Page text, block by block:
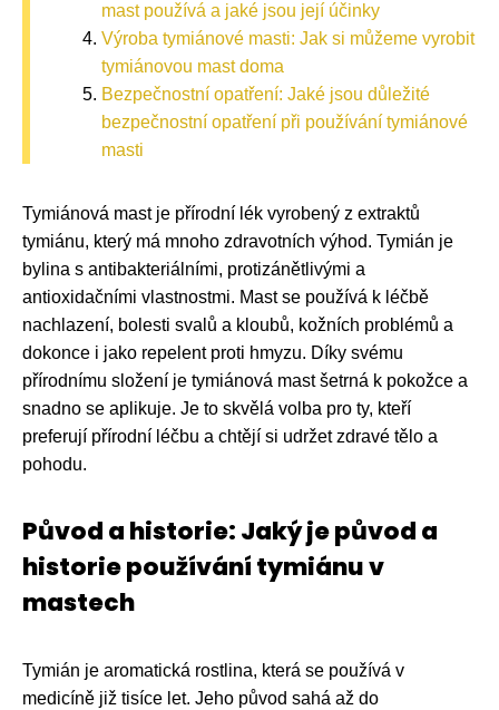
mast používá a jaké jsou její účinky
Výroba tymiánové masti: Jak si můžeme vyrobit
tymiánovou mast doma
Bezpečnostní opatření: Jaké jsou důležité
bezpečnostní opatření při používání tymiánové
masti
Tymiánová mast je přírodní lék vyrobený z extraktů
tymiánu, který má mnoho zdravotních výhod. Tymián je
bylina s antibakteriálními, protizánětlivými a
antioxidačními vlastnostmi. Mast se používá k léčbě
nachlazení, bolesti svalů a kloubů, kožních problémů a
dokonce i jako repelent proti hmyzu. Díky svému
přírodnímu složení je tymiánová mast šetrná k pokožce a
snadno se aplikuje. Je to skvělá volba pro ty, kteří
preferují přírodní léčbu a chtějí si udržet zdravé tělo a
pohodu.
Původ a historie: Jaký je původ a
historie používání tymiánu v
mastech
Tymián je aromatická rostlina, která se používá v
medicíně již tisíce let. Jeho původ sahá až do